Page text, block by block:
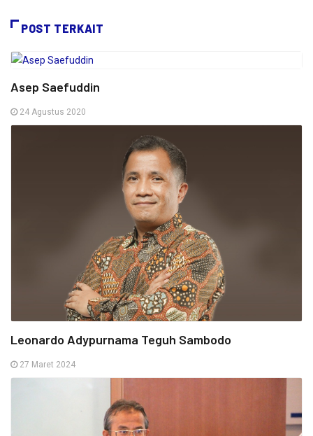
POST TERKAIT
Asep Saefuddin
24 Agustus 2020
Leonardo Adypurnama Teguh Sambodo
27 Maret 2024